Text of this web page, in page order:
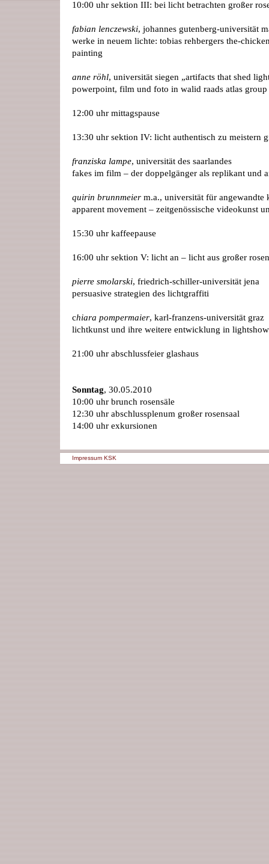
10:00 uhr sektion III: bei licht betrachten großer
fabian lenczewski, johannes gutenberg-universität
werke in neuem lichte: tobias rehbergers the-
painting
anne röhl, universität siegen „artifacts that shed
powerpoint, film und foto in walid raads atlas
12:00 uhr mittagspause
13:30 uhr sektion IV: licht authentisch zu meistern
franziska lampe, universität des saarlandes
fakes im film – der doppelgänger als replikant und
quirin brunnmeier m.a., universität für angewandte
apparent movement – zeitgenössische videokunst
15:30 uhr kaffeepause
16:00 uhr sektion V: licht an – licht aus großer
pierre smolarski, friedrich-schiller-universität jena
persuasive strategien des lichtgraffiti
chiara pompermaier, karl-franzens-universität graz
lichtkunst und ihre weitere entwicklung in
21:00 uhr abschlussfeier glashaus
Sonntag, 30.05.2010
10:00 uhr brunch rosensäle
12:30 uhr abschlussplenum großer rosensaal
14:00 uhr exkursionen
Impressum KSK